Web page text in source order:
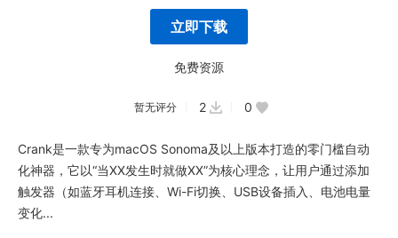
立即下载
免费资源
暂无评分 2 0
Crank是一款专为macOS Sonoma及以上版本打造的零门槛自动
化神器，它以“当XX发生时就做XX”为核心理念，让用户通过添加
触发器（如蓝牙耳机连接、Wi-Fi切换、USB设备插入、电池电量
变化...